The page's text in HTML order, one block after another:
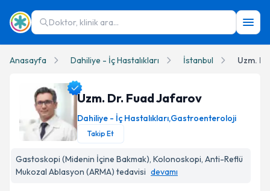
Doktor, klinik ara...
Anasayfa Dahiliye - İç Hastalıkları İstanbul Uzm.
Uzm. Dr. Fuad Jafarov
Dahiliye - İç Hastalıkları,Gastroenteroloji
Takip Et
Gastoskopi (Midenin İçine Bakmak), Kolonoskopi, Anti-Reflü
Mukozal Ablasyon (ARMA) tedavisi devamı